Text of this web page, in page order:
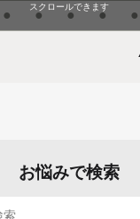
● ● ● ● ●
スクロールできます
お悩みで検索